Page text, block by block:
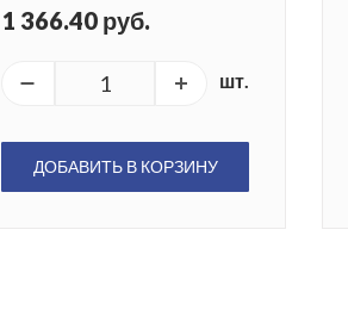
1 366.40 руб.
шт.
ДОБАВИТЬ В КОРЗИНУ